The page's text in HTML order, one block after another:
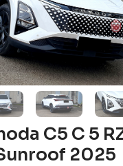
C5 C 5
2025